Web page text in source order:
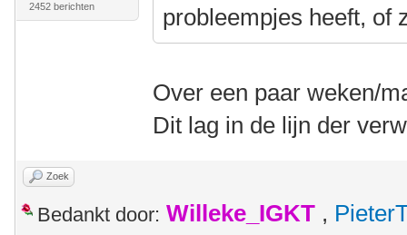
2452 berichten
probleempjes heeft, of
Over een paar weken/
Dit lag in de lijn der
Zoek
Bedankt door: Willeke_IGKT ,